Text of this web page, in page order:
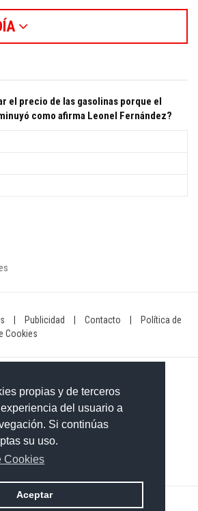
propias y de terceros
del usuario a
Si continúas
su uso.
Cookies
Aceptar
el precio de las gasolinas porque el
como afirma Leonel Fernández?
Publicidad Contacto
Política de
Cookies
/ redaccionextra@gmail.com
S.R.L. Todos los derechos